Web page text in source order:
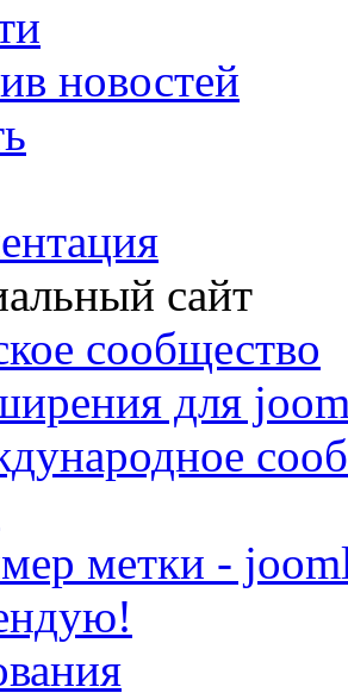
новостей
сайт
сообщество
для
метки -